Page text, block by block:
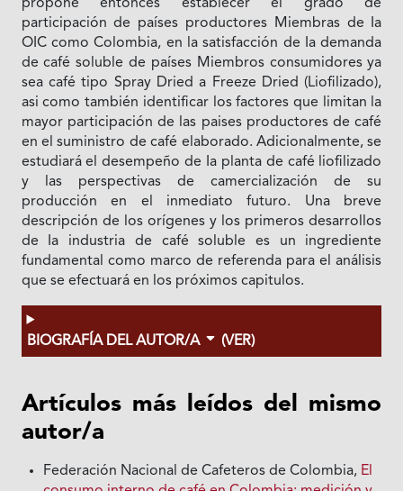
propone entonces establecer el grado de
participación de países productores Miembras de Ia
OIC como Colombia, en la satisfacción de Ia demanda
de café soluble de países Miembros consumidores ya
sea café tipo Spray Dried a Freeze Dried (Liofilizado),
asi como también identificar los factores que limitan la
mayor participación de las paises productores de café
en el suministro de café elaborado. Adicionalmente, se
estudiará el desempeño de Ia planta de café liofilizado
y las perspectivas de camercialización de su
producción en el inmediato futuro. Una breve
descripción de los orígenes y los primeros desarrollos
de Ia industria de café soluble es un ingrediente
fundamental como marco de referenda para el análisis
que se efectuará en los próximos capitulos.
BIOGRAFÍA DEL AUTOR/A (VER)
Artículos más leídos del mismo
autor/a
Federación Nacional de Cafeteros de Colombia, El